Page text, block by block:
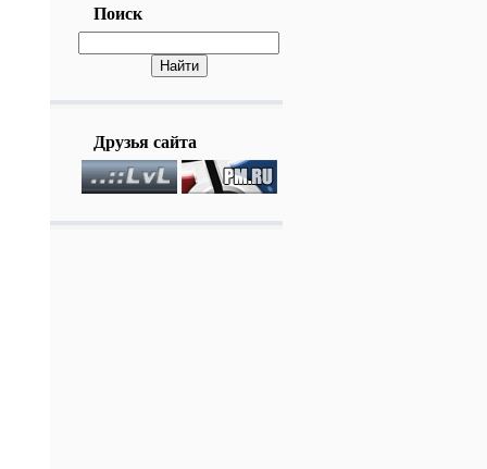
Поиск
Друзья сайта